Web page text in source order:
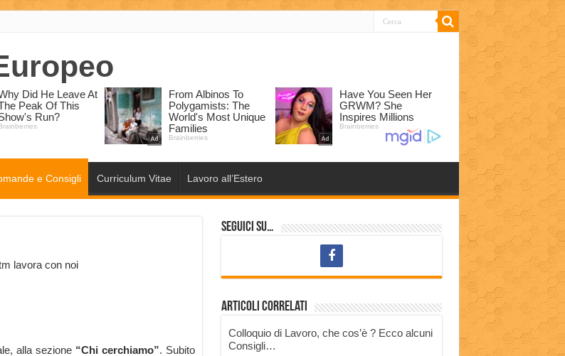
e Consigli Curriculum Vitae Lavoro all’Estero
alla sezione “Chi cerchiamo”. Subito
Seguici su…
Articoli correlati
Colloquio di Lavoro, che cos’è ? Ecco alcuni
Consigli…